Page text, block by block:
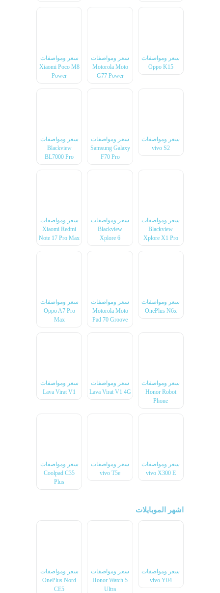
سعر ومواصفات
Oppo K15
سعر ومواصفات
Motorola Moto
G77 Power
سعر ومواصفات
Xiaomi Poco M8
Power
سعر ومواصفات
vivo S2
سعر ومواصفات
Samsung Galaxy
F70 Pro
سعر ومواصفات
Blackview
BL7000 Pro
سعر ومواصفات
Blackview
Xplore X1 Pro
سعر ومواصفات
Blackview
Xplore 6
سعر ومواصفات
Xiaomi Redmi
Note 17 Pro Max
سعر ومواصفات
OnePlus N6x
سعر ومواصفات
Motorola Moto
Pad 70 Groove
سعر ومواصفات
Oppo A7 Pro
Max
سعر ومواصفات
Honor Robot
Phone
سعر ومواصفات
Lava Virat V1 4G
سعر ومواصفات
Lava Virat V1
سعر ومواصفات
vivo X300 E
سعر ومواصفات
vivo T5e
سعر ومواصفات
Coolpad C35
Plus
اشهر الموبايلات
سعر ومواصفات
vivo Y04
سعر ومواصفات
Honor Watch 5
Ultra
سعر ومواصفات
OnePlus Nord
CE5